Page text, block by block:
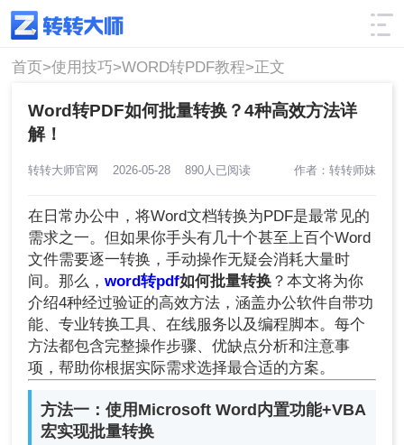
使用技巧 筛选
首页>使用技巧>WORD转PDF教程>正文
Word转PDF如何批量转换？4种高效方法详
解！
转转大师官网 2026-05-28 890人已阅读 作者：转转师妹
在日常办公中，将Word文档转换为PDF是最常见的
需求之一。但如果你手头有几十个甚至上百个Word
文件需要逐一转换，手动操作无疑会消耗大量时
间。那么，word转pdf如何批量转换 ？本文将为你
介绍4种经过验证的高效方法，涵盖办公软件自带功
能、专业转换工具、在线服务以及编程脚本。每个
方法都包含完整操作步骤、优缺点分析和注意事
项，帮助你根据实际需求选择最合适的方案。
方法一：使用Microsoft Word内置功能+VBA
宏实现批量转换